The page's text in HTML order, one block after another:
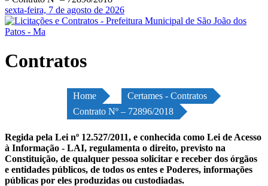
sexta-feira, 7 de agosto de 2026
Contratos
Home
Certames - Contratos
Contrato Nº – 72896/2018
Regida pela Lei nº 12.527/2011, e conhecida como Lei de Acesso
à Informação - LAI, regulamenta o direito, previsto na
Constituição, de qualquer pessoa solicitar e receber dos órgãos
e entidades públicos, de todos os entes e Poderes, informações
públicas por eles produzidas ou custodiadas.